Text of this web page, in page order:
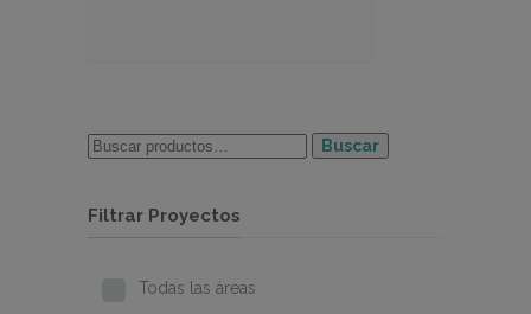
Buscar
Filtrar Proyectos
Todas las áreas